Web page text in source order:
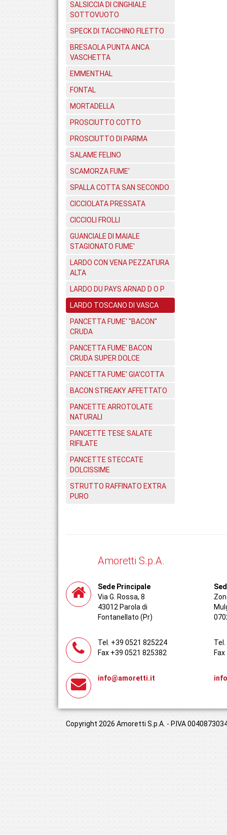
SALSICCIA DI CINGHIALE
SOTTOVUOTO
SPECK DI TACCHINO FILETTO
BRESAOLA PUNTA ANCA
VASCHETTA
EMMENTHAL
FONTAL
MORTADELLA
PROSCIUTTO COTTO
PROSCIUTTO DI PARMA
SALAME FELINO
SCAMORZA FUME'
SPALLA COTTA SAN SECONDO
CICCIOLATA PRESSATA
CICCIOLI FROLLI
GUANCIALE DI MAIALE
STAGIONATO FUME'
LARDO CON VENA PEZZATURA
ALTA
LARDO DU PAYS ARNAD D O P
LARDO TOSCANO DI VASCA
PANCETTA FUME' "BACON"
CRUDA
PANCETTA FUME' BACON
CRUDA SUPER DOLCE
PANCETTA FUME' GIA'COTTA
BACON STREAKY AFFETTATO
PANCETTE ARROTOLATE
NATURALI
PANCETTE TESE SALATE
RIFILATE
PANCETTE STECCATE
DOLCISSIME
STRUTTO RAFFINATO EXTRA
PURO
Amoretti S.p.A.
Sede Principale
Via G. Rossa, 8
43012 Parola di
Fontanellato (Pr)
Tel. +39 0521 825224
Fax +39 0521 825382
info@amoretti.it
Copyright 2026 Amoretti S.p.A. - P.IVA